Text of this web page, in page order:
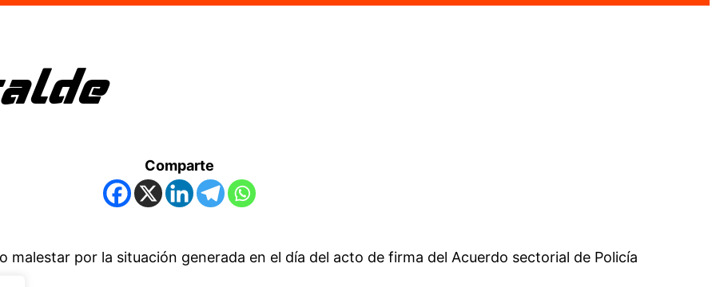
Comparte
por la situación generada en el día del acto de firma del Acuerdo sectorial de Policía